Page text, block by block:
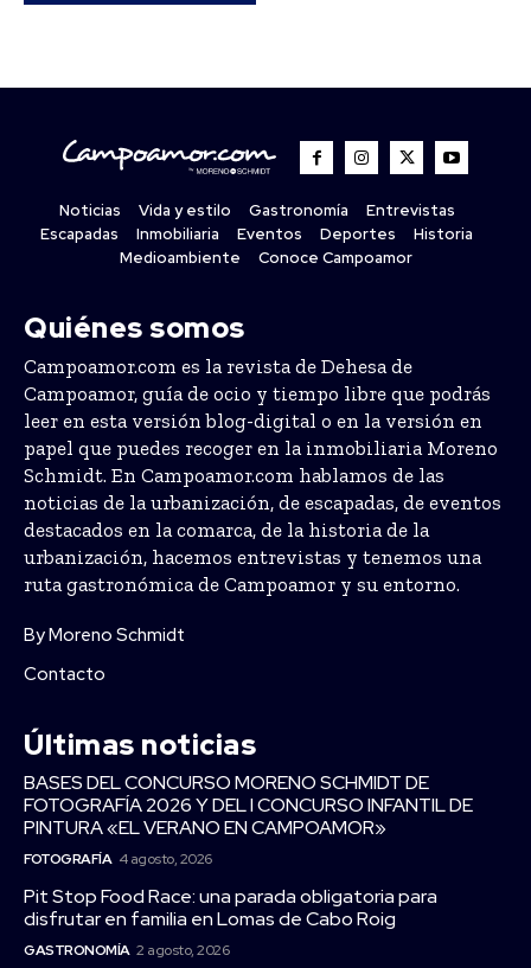
Noticias Vida y estilo Gastronomía
Entrevistas
Escapadas
Inmobiliaria Eventos Deportes
Historia
Medioambiente
Conoce Campoamor
Quiénes somos
Campoamor.com es la revista de Dehesa de
Campoamor, guía de ocio y tiempo libre que podrás
leer en esta versión blog-digital o en la versión en
papel que puedes recoger en la inmobiliaria Moreno
Schmidt. En Campoamor.com hablamos de las
noticias de la urbanización, de escapadas, de eventos
destacados en la comarca, de la historia de la
urbanización, hacemos entrevistas y tenemos una
ruta gastronómica de Campoamor y su entorno.
By Moreno Schmidt
Contacto
Últimas noticias
BASES DEL CONCURSO MORENO SCHMIDT DE
FOTOGRAFÍA 2026 Y DEL I CONCURSO INFANTIL DE
PINTURA «EL VERANO EN CAMPOAMOR»
FOTOGRAFÍA 4 agosto, 2026
Pit Stop Food Race: una parada obligatoria para
disfrutar en familia en Lomas de Cabo Roig
GASTRONOMÍA 2 agosto, 2026